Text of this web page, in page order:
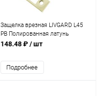
Защелка врезная LIVGARD L45
PB Полированная латунь
148.48 ₽/ шт
Подробнее